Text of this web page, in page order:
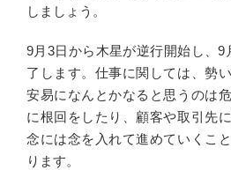
しましょう。
9月3日から木星が逆行開始し、9
了します。仕事に関しては、勢
安易になんとかなると思うのは
に根回をしたり、顧客や取引先
念には念を入れて進めていくこ
ります。